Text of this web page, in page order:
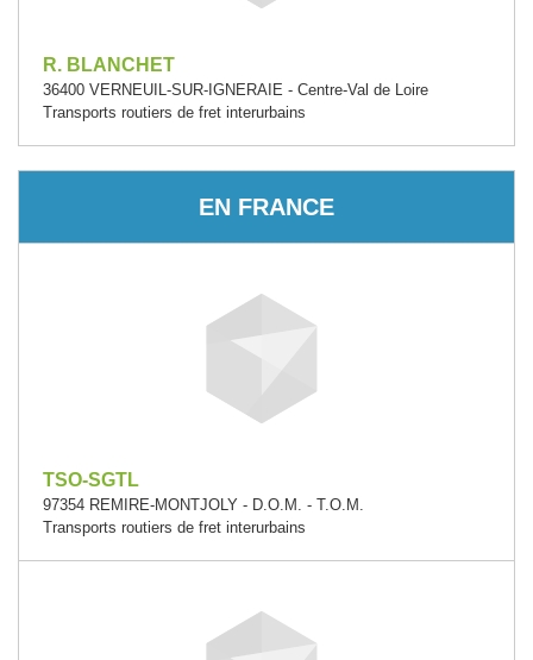
R. BLANCHET
36400 VERNEUIL-SUR-IGNERAIE - Centre-Val de Loire
Transports routiers de fret interurbains
EN FRANCE
TSO-SGTL
97354 REMIRE-MONTJOLY - D.O.M. - T.O.M.
Transports routiers de fret interurbains